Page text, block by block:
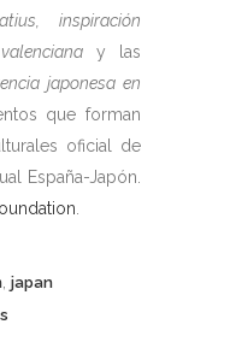
inspiración
y las
japonesa en
que forman
oficial de
España-Japón.
japan